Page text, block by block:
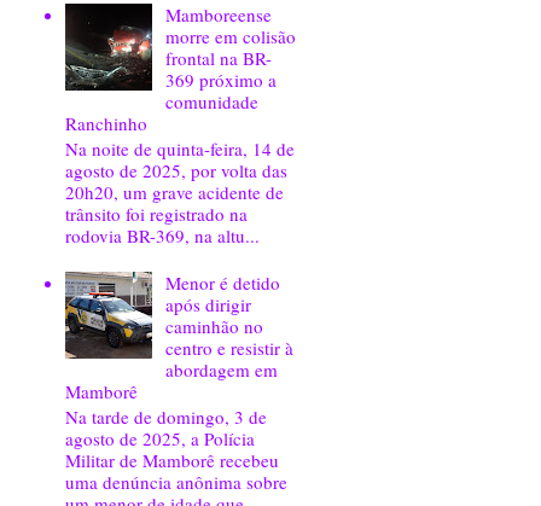
Mamboreense
morre em colisão
frontal na BR-
369 próximo a
comunidade
Ranchinho
Na noite de quinta-feira, 14 de
agosto de 2025, por volta das
20h20, um grave acidente de
trânsito foi registrado na
rodovia BR-369, na altu...
Menor é detido
após dirigir
caminhão no
centro e resistir à
abordagem em
Mamborê
Na tarde de domingo, 3 de
agosto de 2025, a Polícia
Militar de Mamborê recebeu
uma denúncia anônima sobre